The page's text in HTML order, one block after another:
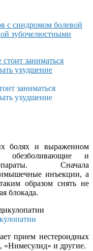
с синдромом болевой
зубочелюстными
заниматься
ухудшение
болях и выраженном
обезболивающие и
Сначала
инъекции, а
образом снять не
блокада.
прием нестероидных
«Нимесулид» и другие.